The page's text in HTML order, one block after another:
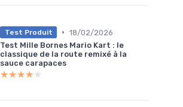
Test Produit • 18/02/2026
Test Mille Bornes Mario Kart : le
classique de la route remixé à la
sauce carapaces
★★★★★
★★★★★